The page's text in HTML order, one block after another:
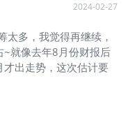
2024-02-27
太多，我觉得再继续，
就像去年8月份财报后
才出走势，这次估计要